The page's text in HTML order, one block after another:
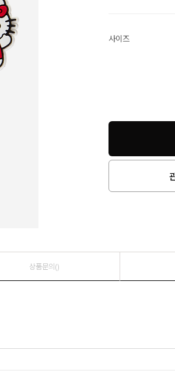
사이즈
상품문의()